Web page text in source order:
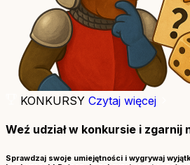
KONKURSY Czytaj więcej
Weź udział w konkursie i zgarnij
Sprawdzaj swoje umiejętności i wygrywaj